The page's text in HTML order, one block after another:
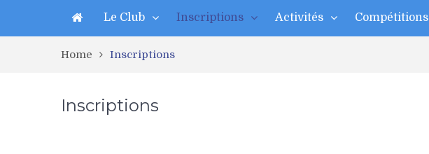
Le Club Inscriptions Activités Compétitions
Home Inscriptions
Inscriptions